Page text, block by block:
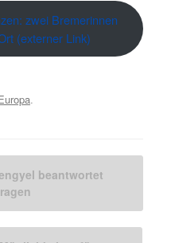
zwei Bremerinnen
(externer Link)
.
beantwortet